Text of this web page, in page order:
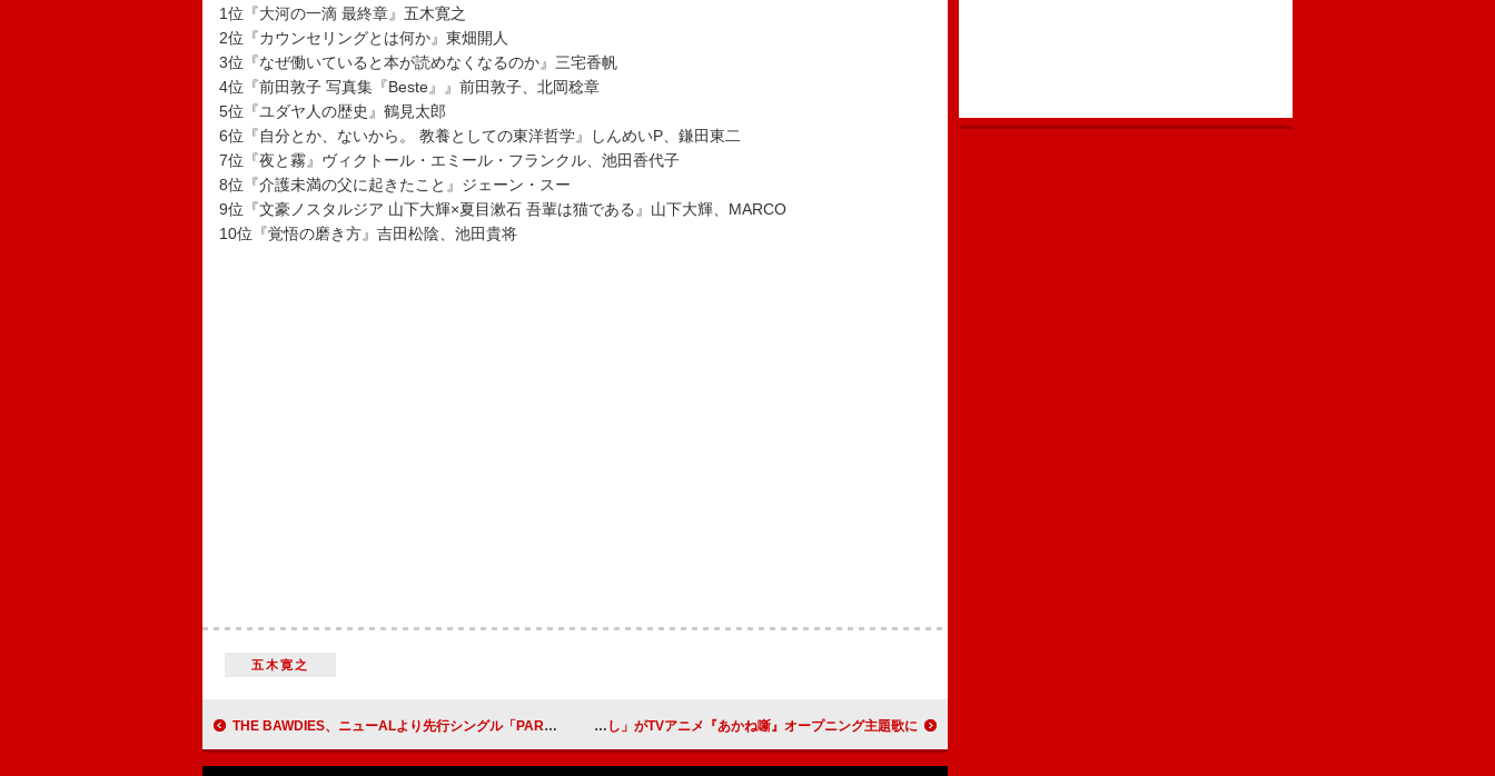
1位『大河の一滴 最終章』五木寛之
2位『カウンセリングとは何か』東畑開人
3位『なぜ働いていると本が読めなくなるのか』三宅香帆
4位『前田敦子 写真集『Beste』』前田敦子、北岡稔章
5位『ユダヤ人の歴史』鶴見太郎
6位『自分とか、ないから。 教養としての東洋哲学』しんめいP、鎌田東二
7位『夜と霧』ヴィクトール・エミール・フランクル、池田香代子
8位『介護未満の父に起きたこと』ジェーン・スー
9位『文豪ノスタルジア 山下大輝×夏目漱石 吾輩は猫である』山下大輝、MARCO
10位『覚悟の磨き方』吉田松陰、池田貴将
五木寛之
THE BAWDIES、ニューALより先行シングル「PARTY PARTY」配信決定 ROY社長企画の“慰安旅行”予告映像も公開 桑田佳祐、初のアニメ完全書き下ろし 新曲「人誑し / ひとたらし」がTVアニメ『あかね噺』オープニング主題歌に